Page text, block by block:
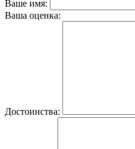
Ваше имя:
Ваша оценка:
Достоинства: